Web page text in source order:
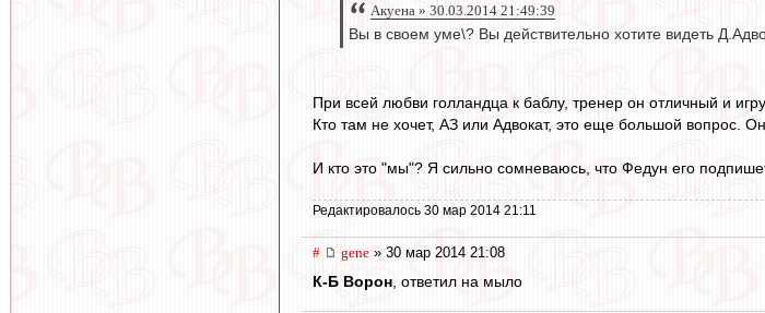
Акуена » 30.03.2014 21:49:39
Вы в своем уме\? Вы действительно хотите видеть
При всей любви голландца к баблу, тренер он отличный и игру
Кто там не хочет, АЗ или Адвокат, это еще большой вопрос.
И кто это "мы"? Я сильно сомневаюсь, что Федун его
Редактировалось 30 мар 2014 21:11
# gene » 30 мар 2014 21:08
К-Б Ворон , ответил на мыло